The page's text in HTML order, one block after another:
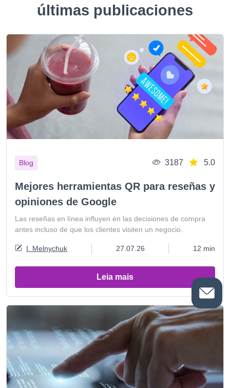
últimas publicaciones
Blog 3187 5.0
Mejores herramientas QR para reseñas y
opiniones de Google
Las reseñas en línea influyen en las decisiones de compra
antes incluso de que los clientes visiten un negocio.
I. Melnychuk 27.07.26 12 min
Leia mais